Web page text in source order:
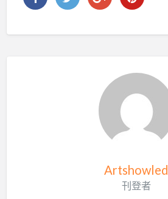
Artshowled
刊登者